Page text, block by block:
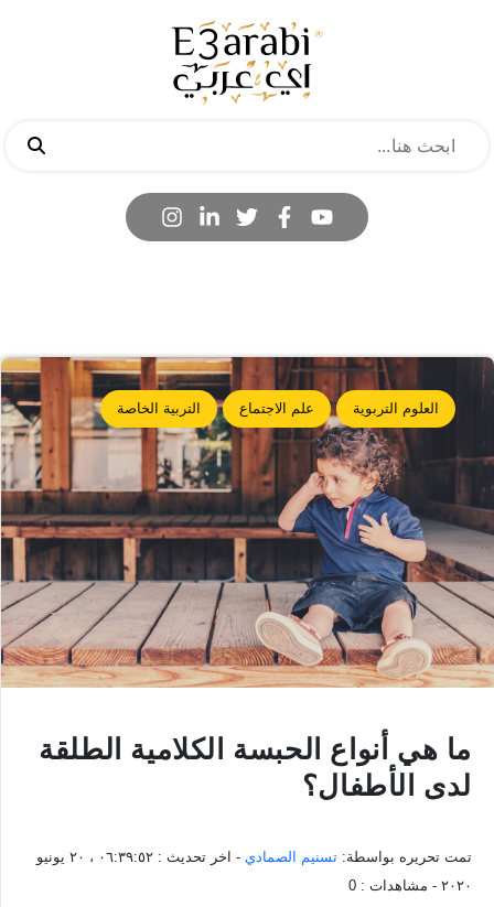
العلوم التربوية علم الاجتماع التربية الخاصة
ما هي أنواع الحبسة الكلامية الطلقة
لدى الأطفال؟
تمت تحريره بواسطة: تسنيم الصمادي - اخر تحديث :
٠٦:٣٩:٥٢ ، ٢٠ يونيو
٢٠٢٠ - مشاهدات : 0